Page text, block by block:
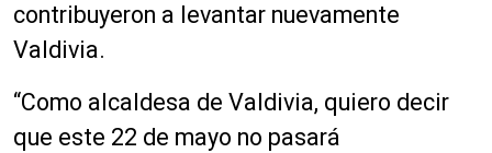
contribuyeron a levantar nuevamente
Valdivia.
“Como alcaldesa de Valdivia, quiero decir
que este 22 de mayo no pasará